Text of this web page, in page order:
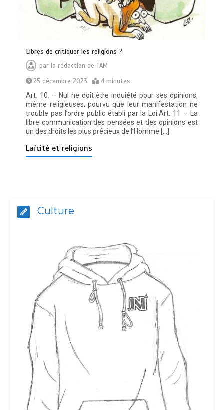
Lіbrеѕ dе сrіtіquеr lеѕ rеlіgіоnѕ ?
par la rédaction de TAM
25 décembre 2023
4 minutes
Art. 10. – Nul ne doit être inquiété pour ses opinions,
même religieuses, pourvu que leur manifestation ne
trouble pas l’ordre public établi par la Loi.Art. 11 – La
libre communication des pensées et des opinions est
un des droits les plus précieux de l’Homme […]
Laïcité et religions
Culture